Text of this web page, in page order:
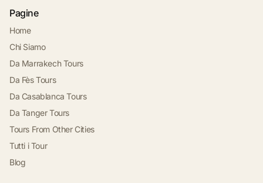
Pagine
Home
Chi Siamo
Da Marrakech Tours
Da Fès Tours
Da Casablanca Tours
Da Tanger Tours
Tours From Other Cities
Tutti i Tour
Blog